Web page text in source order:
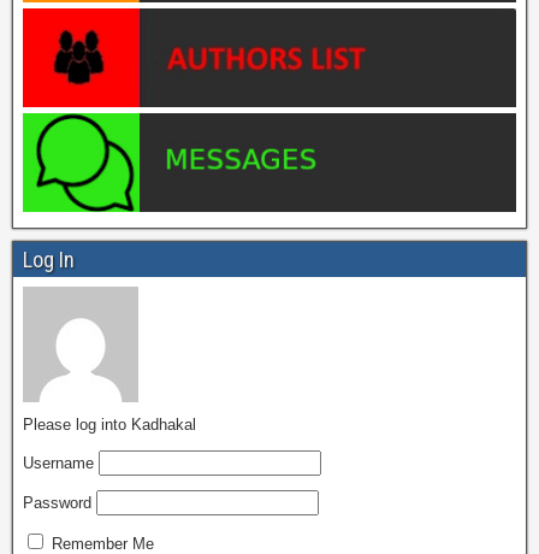
Log In
Please log into Kadhakal
Username
Password
Remember Me